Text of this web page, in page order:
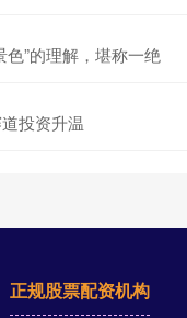
色”的理解，堪称一绝
投资升温
正规股票配资机构